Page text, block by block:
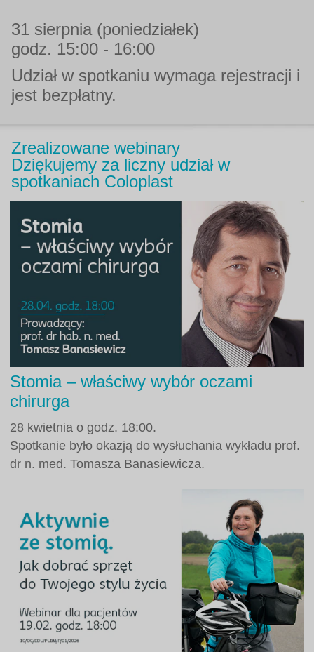
31 sierpnia (poniedziałek)
godz. 15:00 - 16:00
Udział w spotkaniu wymaga rejestracji i
jest bezpłatny.
Zrealizowane webinary
Dziękujemy za liczny udział w
spotkaniach Coloplast
Stomia – właściwy wybór oczami
chirurga
28 kwietnia o godz. 18:00.
Spotkanie było okazją do wysłuchania wykładu prof.
dr n. med. Tomasza Banasiewicza.